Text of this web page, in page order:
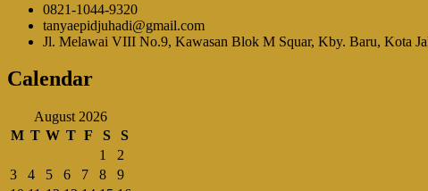
0821-1044-9320
tanyaepidjuhadi@gmail.com
Jl. Melawai VIII No.9, Kawasan Blok M Squar, Kby. Baru, Kota
Calendar
August 2026
M T W T F S
S
1
2
3
4 5 6 7 8
9